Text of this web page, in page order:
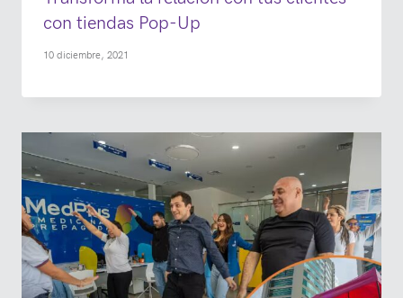
con tiendas Pop-Up
10 diciembre, 2021